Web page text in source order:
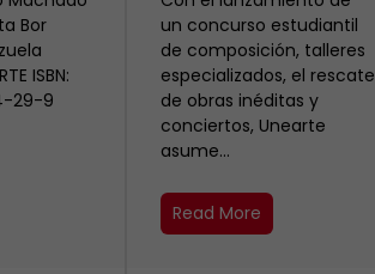
Bor
ISBN:
29-9
un concurso estudiantil
de composición, talleres
especializados, el rescate
de obras inéditas y
conciertos, Unearte
asume…
Read More